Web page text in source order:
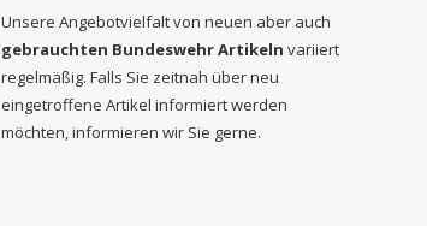
Unsere Angebotvielfalt von neuen aber auch
gebrauchten Bundeswehr Artikelnvariiert
regelmäßig. Falls Sie zeitnah über neu
eingetroffene Artikel informiert werden
möchten, informieren wir Sie gerne.